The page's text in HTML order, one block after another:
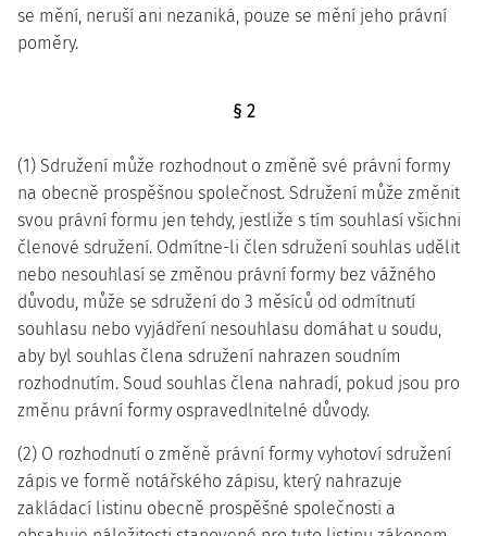
se mění, neruší ani nezaniká, pouze se mění jeho právní
poměry.
§ 2
(1) Sdružení může rozhodnout o změně své právní formy
na obecně prospěšnou společnost. Sdružení může změnit
svou právní formu jen tehdy, jestliže s tím souhlasí všichni
členové sdružení. Odmítne-li člen sdružení souhlas udělit
nebo nesouhlasí se změnou právní formy bez vážného
důvodu, může se sdružení do 3 měsíců od odmítnutí
souhlasu nebo vyjádření nesouhlasu domáhat u soudu,
aby byl souhlas člena sdružení nahrazen soudním
rozhodnutím. Soud souhlas člena nahradí, pokud jsou pro
změnu právní formy ospravedlnitelné důvody.
(2) O rozhodnutí o změně právní formy vyhotoví sdružení
zápis ve formě notářského zápisu, který nahrazuje
zakládací listinu obecně prospěšné společnosti a